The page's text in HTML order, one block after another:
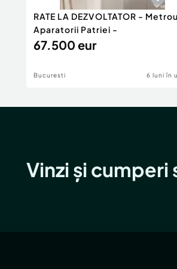
Id intern: P158163
Confort:1
Comision cumpărător:0%
RATE LA DEZVOLTATOR - Metrou
Aparatorii Patriei -
67.500 eur
Bucuresti 6 luni în
Vinzi și cumperi